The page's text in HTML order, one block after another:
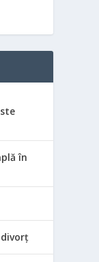
în